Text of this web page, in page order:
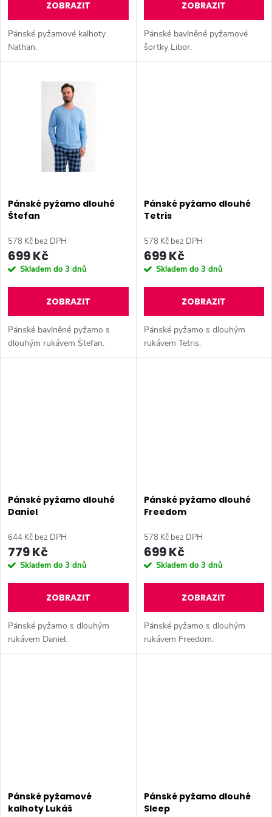
u
k
d
u
ZOBRAZIT
Pánské pyžamové kalhoty
Nathan.
ZOBRAZIT
Pánské bavlněné pyžamové
šortky Libor.
Pánské pyžamo dlouhé
Štefan
578 Kč bez DPH
699 Kč
Skladem do 3 dnů
ZOBRAZIT
Pánské bavlněné pyžamo s
dlouhým rukávem Štefan.
Pánské pyžamo dlouhé
Tetris
578 Kč bez DPH
699 Kč
Skladem do 3 dnů
ZOBRAZIT
Pánské pyžamo s dlouhým
rukávem Tetris.
Pánské pyžamo dlouhé
Daniel
644 Kč bez DPH
779 Kč
Skladem do 3 dnů
ZOBRAZIT
Pánské pyžamo s dlouhým
rukávem Daniel.
Pánské pyžamo dlouhé
Freedom
578 Kč bez DPH
699 Kč
Skladem do 3 dnů
ZOBRAZIT
Pánské pyžamo s dlouhým
rukávem Freedom.
Pánské pyžamové
kalhoty Lukáš
Pánské pyžamo dlouhé
Sleep